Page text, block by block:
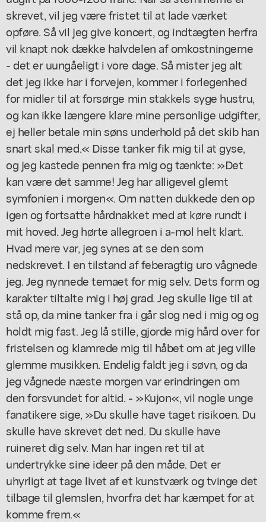
skrevet, vil jeg være fristet til at lade værket
opføre. Så vil jeg give koncert, og indtægten herfra
vil knapt nok dække halvdelen af omkostningerne
- det er uungåeligt i vore dage. Så mister jeg alt
det jeg ikke har i forvejen, kommer i forlegenhed
for midler til at forsørge min stakkels syge hustru,
og kan ikke længere klare mine personlige udgifter,
ej heller betale min søns underhold på det skib han
snart skal med.« Disse tanker fik mig til at gyse,
og jeg kastede pennen fra mig og tænkte: »Det
kan være det samme! Jeg har alligevel glemt
symfonien i morgen«. Om natten dukkede den op
igen og fortsatte hårdnakket med at køre rundt i
mit hoved. Jeg hørte allegroen i a-mol helt klart.
Hvad mere var, jeg synes at se den som
nedskrevet. I en tilstand af feberagtig uro vågnede
jeg. Jeg nynnede temaet for mig selv. Dets form og
karakter tiltalte mig i høj grad. Jeg skulle lige til at
stå op, da mine tanker fra i går slog ned i mig og og
holdt mig fast. Jeg lå stille, gjorde mig hård over for
fristelsen og klamrede mig til håbet om at jeg ville
glemme musikken. Endelig faldt jeg i søvn, og da
jeg vågnede næste morgen var erindringen om
den forsvundet for altid. - »Kujon«, vil nogle unge
fanatikere sige, »Du skulle have taget risikoen. Du
skulle have skrevet det ned. Du skulle have
ruineret dig selv. Man har ingen ret til at
undertrykke sine ideer på den måde. Det er
uhyrligt at tage livet af et kunstværk og tvinge det
tilbage til glemslen, hvorfra det har kæmpet for at
komme frem.«